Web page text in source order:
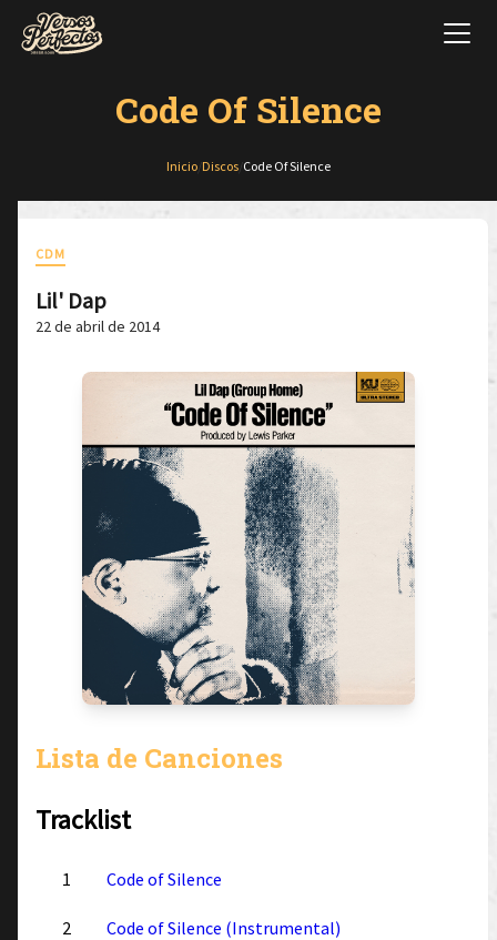
Code Of Silence
Inicio Discos Code Of Silence
CDM
Lil' Dap
22 de abril de 2014
Lista de Canciones
Tracklist
1 Code of Silence
2 Code of Silence (Instrumental)